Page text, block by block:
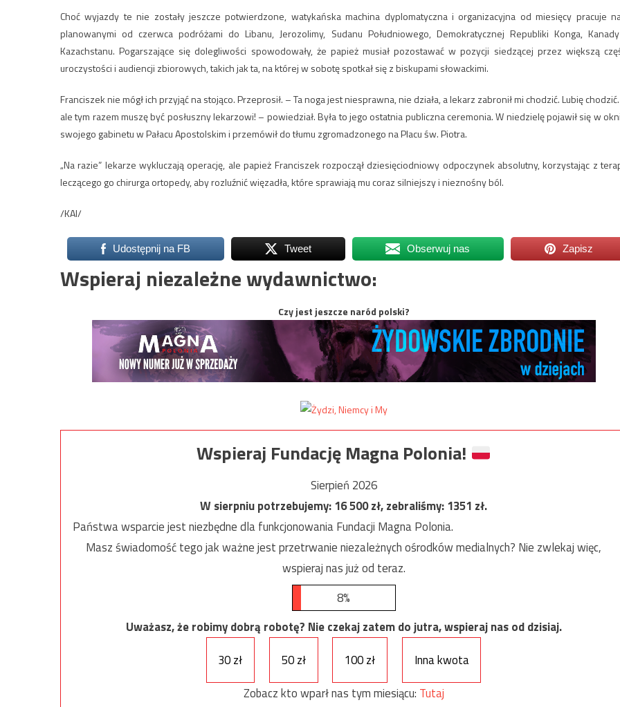
Choć wyjazdy te nie zostały jeszcze potwierdzone, watykańska machina dyplomatyczna i organizacyjna od miesięcy pracuje
planowanymi od czerwca podróżami do Libanu, Jerozolimy, Sudanu Południowego, Demokratycznej Republiki Konga,
Kazachstanu. Pogarszające się dolegliwości spowodowały, że papież musiał pozostawać w pozycji siedzącej przez większą
uroczystości i audiencji zbiorowych, takich jak ta, na której w sobotę spotkał się z biskupami słowackimi.
Franciszek nie mógł ich przyjąć na stojąco. Przeprosił. – Ta noga jest niesprawna, nie działa, a lekarz zabronił mi chodzić. Lubię
ale tym razem muszę być posłuszny lekarzowi! – powiedział. Była to jego ostatnia publiczna ceremonia. W niedzielę pojawił się w
swojego gabinetu w Pałacu Apostolskim i przemówił do tłumu zgromadzonego na Placu św. Piotra.
„Na razie” lekarze wykluczają operację, ale papież Franciszek rozpoczął dziesięciodniowy odpoczynek absolutny, korzystając z
leczącego go chirurga ortopedy, aby rozluźnić więzadła, które sprawiają mu coraz silniejszy i nieznośny ból.
/KAI/
Udostępnij na FB Tweet Obserwuj nas Zapisz
Wspieraj niezależne wydawnictwo:
Czy jest jeszcze naród polski?
Wspieraj Fundację Magna Polonia!
Sierpień 2026
W sierpniu potrzebujemy:16 500zł, zebraliśmy:1351 zł.
Państwa wsparcie jest niezbędne dla funkcjonowania Fundacji Magna Polonia.
Masz świadomość tego jak ważne jest przetrwanie niezależnych ośrodków medialnych? Nie zwlekaj więc,
wspieraj nas już od teraz.
8%
Uważasz, że robimy dobrą robotę? Nie czekaj zatem do jutra, wspieraj nas od dzisiaj.
30 zł
50 zł 100 zł
Inna kwota
Zobacz kto wparł nas tym miesiącu: Tutaj